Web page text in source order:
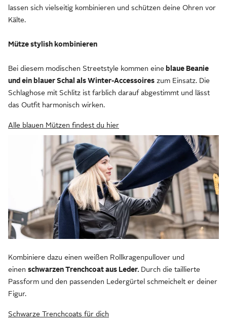
lassen sich vielseitig kombinieren und schützen deine Ohren vor
Kälte.
Mütze stylish kombinieren
Bei diesem modischen Streetstyle kommen eine blaue Beanie
und ein blauer Schal als Winter-Accessoires zum Einsatz. Die
Schlaghose mit Schlitz ist farblich darauf abgestimmt und lässt
das Outfit harmonisch wirken.
Alle blauen Mützen findest du hier
Kombiniere dazu einen weißen Rollkragenpullover und
einen schwarzen Trenchcoat aus Leder. Durch die taillierte
Passform und den passenden Ledergürtel schmeichelt er deiner
Figur.
Schwarze Trenchcoats für dich